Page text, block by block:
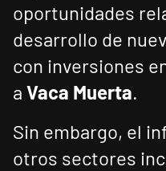
oportunidades
desarrollo de
con inversiones
a Vaca Muerta.
Sin embargo, el
otros sectores